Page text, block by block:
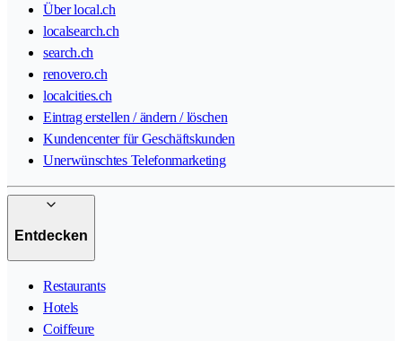
Über local.ch
localsearch.ch
search.ch
renovero.ch
localcities.ch
Eintrag erstellen / ändern / löschen
Kundencenter für Geschäftskunden
Unerwünschtes Telefonmarketing
Entdecken
Restaurants
Hotels
Coiffeure